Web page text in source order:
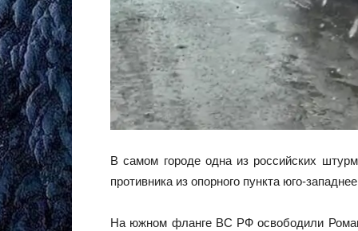
В самом городе одна из российских
противника из опорного пункта юго-
На южном фланге ВС РФ освободили